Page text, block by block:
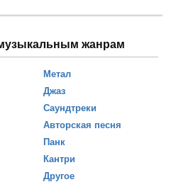
жанрам
Метал
Джаз
Саундтреки
Авторская песня
Панк
Кантри
Другое